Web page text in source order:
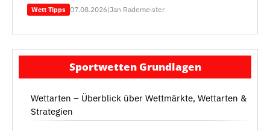
Wett Tipps 07.08.2026|Jan Rademeister
Sportwetten Grundlagen
Wettarten – Überblick über Wettmärkte, Wettarten &
Strategien